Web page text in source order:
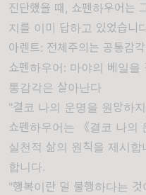
진단했을 때, 쇼펜하우어는
지를 이미 답하고 있었습니
아렌트: 전체주의는 공통감
쇼펜하우어: 마야의 베일
통감각은 살아난다
"결코 나의 운명을 원망하
쇼펜하우어는 《결코 나의
실천적 삶의 원칙을 제시
합니다.
"행복이란 덜 불행하다는 것